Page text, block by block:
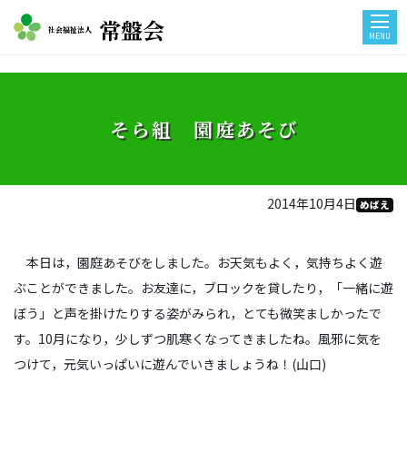
社会福祉法人 常盤会 MENU
そら組 園庭あそび
2014年10月4日 めばえ
本日は，園庭あそびをしました。お天気もよく，気持ちよく遊
ぶことができました。お友達に，ブロックを貸したり，「一緒に遊
ぼう」と声を掛けたりする姿がみられ，とても微笑ましかったで
す。10月になり，少しずつ肌寒くなってきましたね。風邪に気を
つけて，元気いっぱいに遊んでいきましょうね！(山口)